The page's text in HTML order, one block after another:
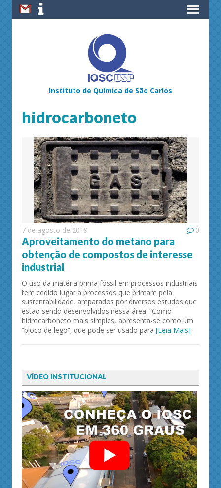
Instituto de Química de São Carlos
hidrocarboneto
7 de agosto de 2019 0
Aproveitamento do metano para
obtenção de compostos de interesse
industrial
O uso da matéria prima fóssil em processos industriais
tem cedido lugar a processos que primam pela
sustentabilidade, amparados por diversos estudos que
estão sendo desenvolvidos nessa área. “Como
hidrocarboneto mais simples, apresenta-se como um
“bloco de lego”, que pode ser usado para [Leia Mais]
VÍDEO INSTITUCIONAL